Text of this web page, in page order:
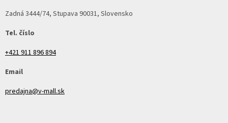
Zadná 3444/74, Stupava 90031, Slovensko
Tel. číslo
+421 911 896 894
Email
predajna@v-mall.sk